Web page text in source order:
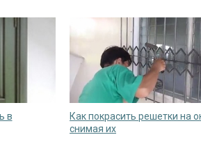
в
Как покрасить решетки на
снимая их